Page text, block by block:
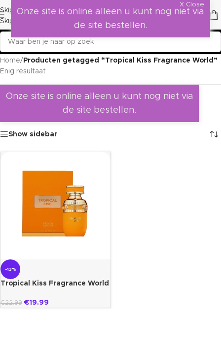
Skip to navigation
Skip to main content
Home/ Producten getagged “Tropical Kiss Fragrance World”
Enig resultaat
Onze site is online alleen u kunt nog niet via
de site bestellen.
Show sidebar
-13%
Tropical Kiss Fragrance World
€22.99 €19.99
X Close
Onze site is online alleen u kunt nog niet via
de site bestellen.